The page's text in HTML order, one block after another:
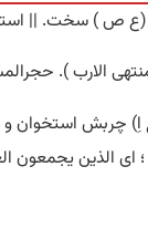
ص ) سخت. ||
الارب ).
استخوان و
ای الذین یجمعون